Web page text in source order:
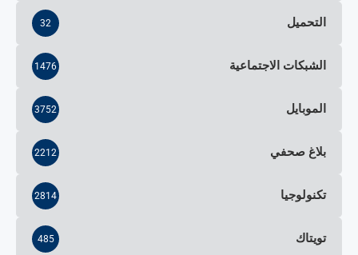
التحميل 32
الشبكات الاجتماعية 1476
الموبايل 3752
بلاغ صحفي 2212
تكنولوجيا 2814
تويتاك 485